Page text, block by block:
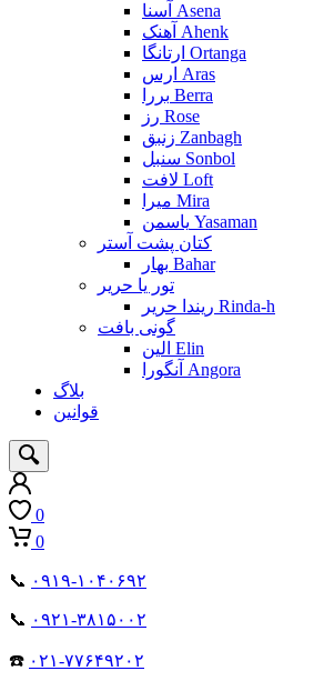
آسنا Asena
آهنک Ahenk
ارتانگا Ortanga
ارس Aras
بررا Berra
رز Rose
زنبق Zanbagh
سنبل Sonbol
لافت Loft
میرا Mira
یاسمن Yasaman
کتان پشت آستر
بهار Bahar
تور یا حریر
ریندا حریر Rinda-h
گونی بافت
الین Elin
آنگورا Angora
بلاگ
قوانین
0
0
📞 ۰۹۱۹-۱۰۴۰۶۹۲
📞 ۰۹۲۱-۳۸۱۵۰۰۲
☎️ ۰۲۱-۷۷۶۴۹۲۰۲